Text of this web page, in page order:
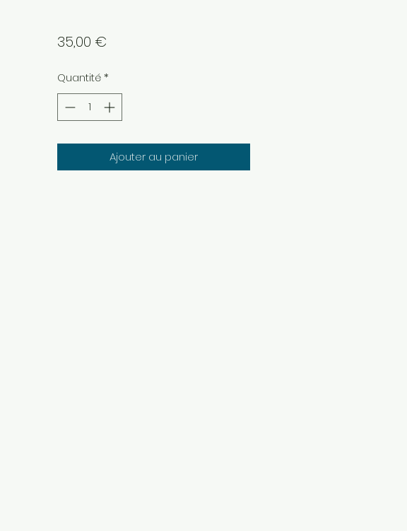
35,00 €Prix
Quantité *
Ajouter au panier